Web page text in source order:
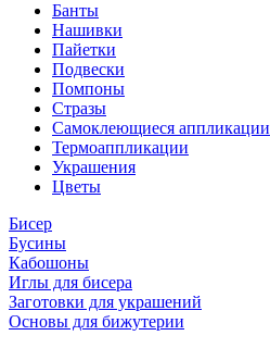
Банты
Нашивки
Пайетки
Подвески
Помпоны
Стразы
Самоклеющиеся аппликации
Термоаппликации
Украшения
Цветы
Бисер
Бусины
Кабошоны
Иглы для бисера
Заготовки для украшений
Основы для бижутерии